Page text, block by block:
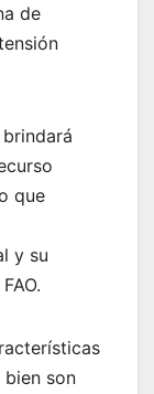
de
que
y su
son